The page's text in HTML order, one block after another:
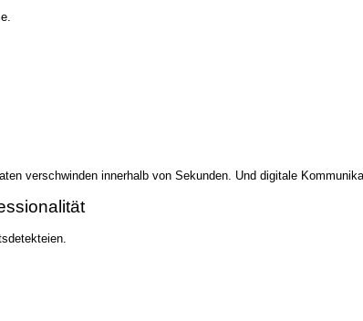
verschwinden innerhalb von Sekunden. Und digitale